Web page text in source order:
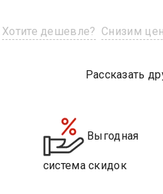
Хотите дешевле? Снизим
Рассказать
Выгодная
система скидок